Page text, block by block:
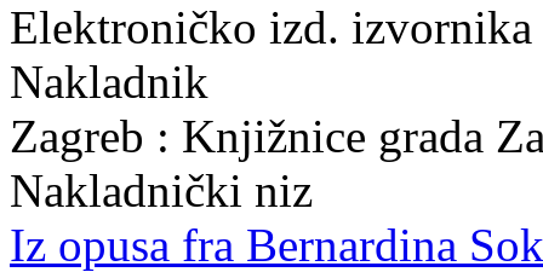
Elektroničko izd.
Nakladnik
Zagreb : Knjižnice grada
Nakladnički niz
Iz opusa fra Bernardina